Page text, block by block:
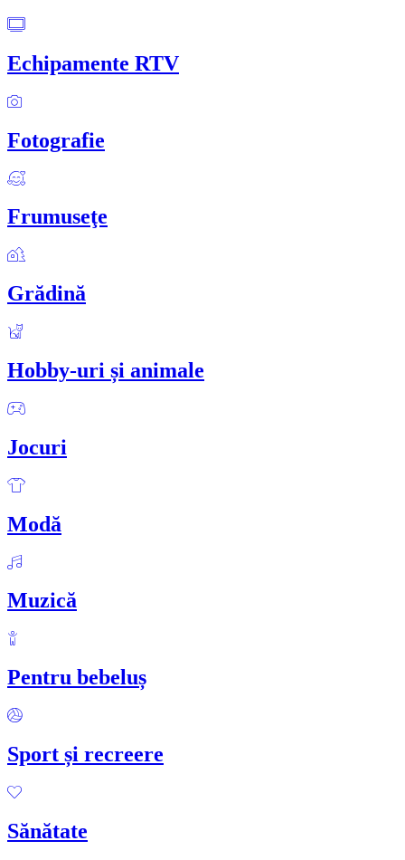
Echipamente RTV
Fotografie
Frumuseţe
Grădină
Hobby-uri și animale
Jocuri
Modă
Muzică
Pentru bebeluș
Sport și recreere
Sănătate